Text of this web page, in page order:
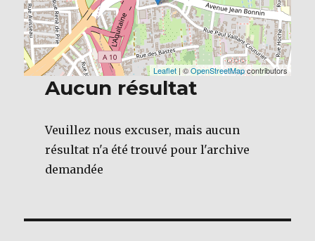
Leaflet| ©OpenStreetMapcontributors
Aucun résultat
Veuillez nous excuser, mais aucun
résultat n'a été trouvé pour l'archive
demandée